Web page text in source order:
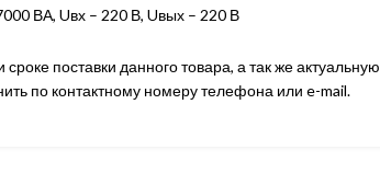
ВА, Uвх – 220 В, Uвых – 220 В
поставки данного товара, а так же актуальную
по контактному номеру телефона или e-mail.